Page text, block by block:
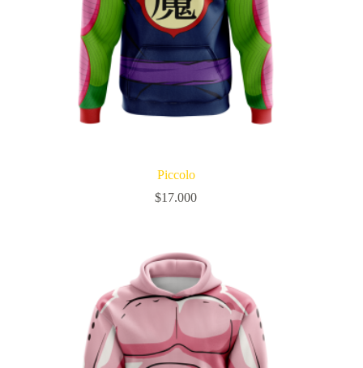
Piccolo
$17.000